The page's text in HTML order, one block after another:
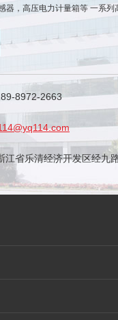
器，高压电力计量箱等 一系列
8972-2663
江省乐清经济开发区经九